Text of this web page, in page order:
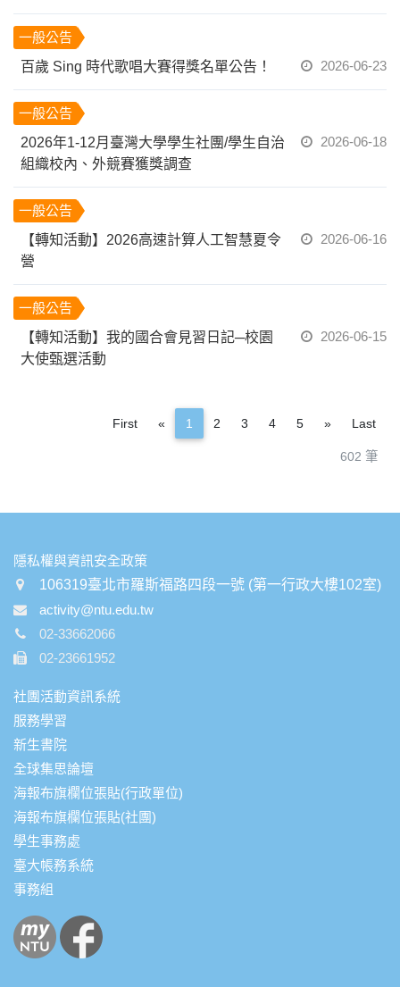
一般公告
百歲 Sing 時代歌唱大賽得獎名單公告！
2026-06-23
一般公告
2026年1-12月臺灣大學學生社團/學生自治
組織校內、外競賽獲獎調查
2026-06-18
一般公告
【轉知活動】2026高速計算人工智慧夏令
營
2026-06-16
一般公告
【轉知活動】我的國合會見習日記─校園
大使甄選活動
2026-06-15
602 筆
First « Previous
1 2 3 4 5 »NextLast
:::
隱私權與資訊安全政策
106319臺北市羅斯福路四段一號 (第一行政大樓102室)
activity@ntu.edu.tw
02-33662066
02-23661952
社團活動資訊系統
服務學習
新生書院
全球集思論壇
海報布旗欄位張貼(行政單位)
海報布旗欄位張貼(社團)
學生事務處
臺大帳務系統
事務組